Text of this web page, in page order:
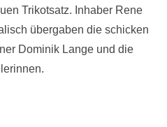
Trikotsatz. Inhaber Rene
übergaben die schicken
Dominik Lange und die